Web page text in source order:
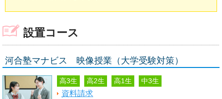
設置コース
河合塾マナビス 映像授業（大学受験対策）
高3生 高2生 高1生 中3生
資料請求